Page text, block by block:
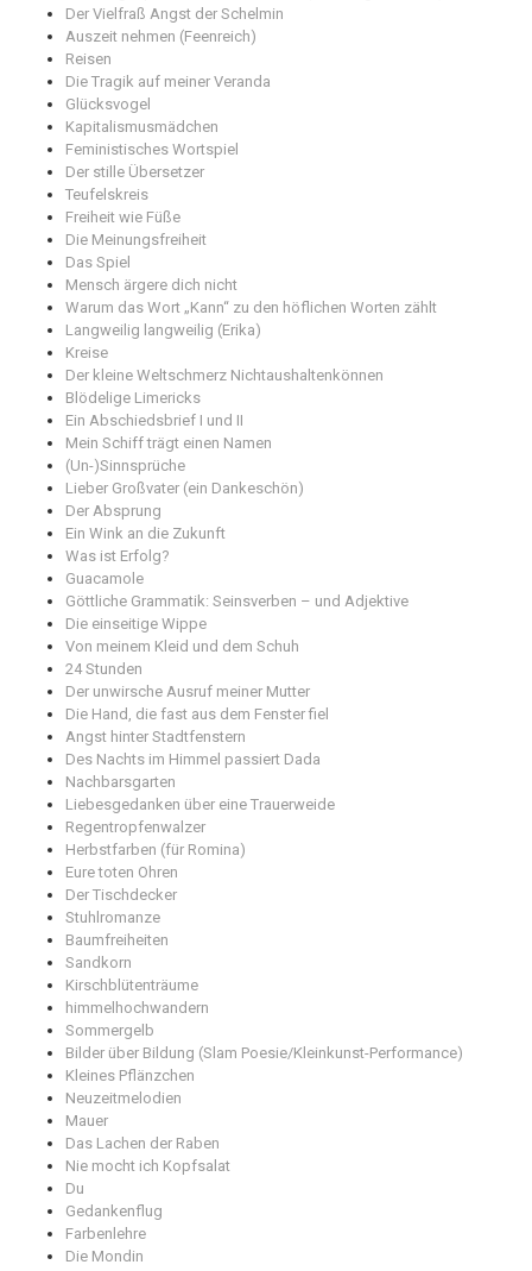
Der Vielfraß Angst der Schelmin
Auszeit nehmen (Feenreich)
Reisen
Die Tragik auf meiner Veranda
Glücksvogel
Kapitalismusmädchen
Feministisches Wortspiel
Der stille Übersetzer
Teufelskreis
Freiheit wie Füße
Die Meinungsfreiheit
Das Spiel
Mensch ärgere dich nicht
Warum das Wort „Kann“ zu den höflichen Worten zählt
Langweilig langweilig (Erika)
Kreise
Der kleine Weltschmerz Nichtaushaltenkönnen
Blödelige Limericks
Ein Abschiedsbrief I und II
Mein Schiff trägt einen Namen
(Un-)Sinnsprüche
Lieber Großvater (ein Dankeschön)
Der Absprung
Ein Wink an die Zukunft
Was ist Erfolg?
Guacamole
Göttliche Grammatik: Seinsverben – und Adjektive
Die einseitige Wippe
Von meinem Kleid und dem Schuh
24 Stunden
Der unwirsche Ausruf meiner Mutter
Die Hand, die fast aus dem Fenster fiel
Angst hinter Stadtfenstern
Des Nachts im Himmel passiert Dada
Nachbarsgarten
Liebesgedanken über eine Trauerweide
Regentropfenwalzer
Herbstfarben (für Romina)
Eure toten Ohren
Der Tischdecker
Stuhlromanze
Baumfreiheiten
Sandkorn
Kirschblütenträume
himmelhochwandern
Sommergelb
Bilder über Bildung (Slam Poesie/Kleinkunst-Performance)
Kleines Pflänzchen
Neuzeitmelodien
Mauer
Das Lachen der Raben
Nie mocht ich Kopfsalat
Du
Gedankenflug
Farbenlehre
Die Mondin